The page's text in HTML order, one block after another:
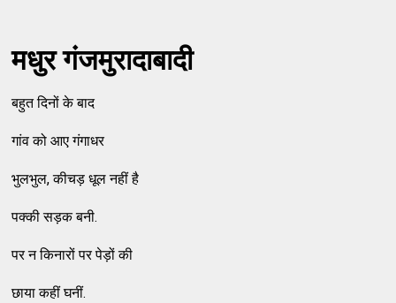
मधुर गंजमुरादाबादी
बहुत दिनों के बाद
गांव को आए गंगाधर
भुलभुल, कीचड़ धूल नहीं है
पक्की सड़क बनी.
पर न किनारों पर पेड़ों की
छाया कहीं घनीं.